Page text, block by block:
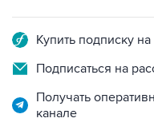
Купить подписку
Подписаться на
Получать
канале